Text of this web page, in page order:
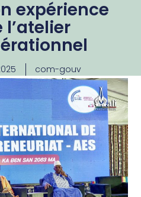
expérience
l’atelier
com-gouv